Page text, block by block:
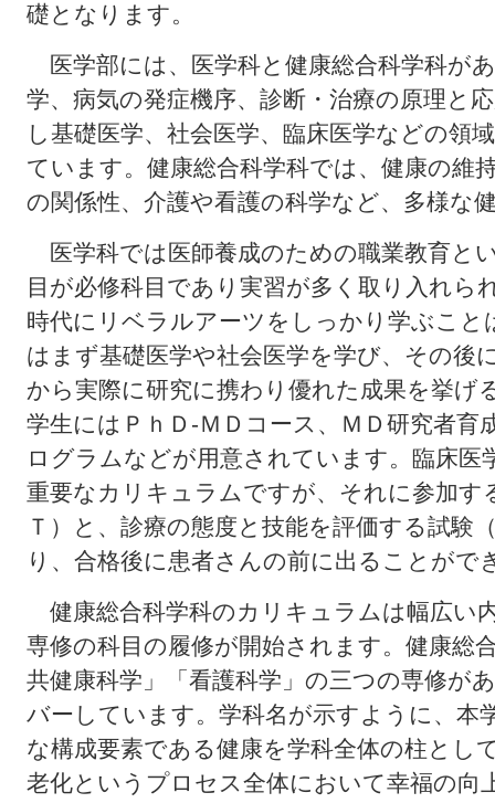
礎となります。
医学部には、医学科と健康総合科学科が
学、病気の発症機序、診断・治療の原理と
し基礎医学、社会医学、臨床医学などの領
ています。健康総合科学科では、健康の維
の関係性、介護や看護の科学など、多様な
医学科では医師養成のための職業教育と
目が必修科目であり実習が多く取り入れら
時代にリベラルアーツをしっかり学ぶこと
はまず基礎医学や社会医学を学び、その後
から実際に研究に携わり優れた成果を挙げ
学生にはＰｈＤ‐ＭＤコース、ＭＤ研究者
ログラムなどが用意されています。臨床医
重要なカリキュラムですが、それに参加す
Ｔ）と、診療の態度と技能を評価する試験
り、合格後に患者さんの前に出ることがで
健康総合科学科のカリキュラムは幅広い
専修の科目の履修が開始されます。健康総
共健康科学」「看護科学」の三つの専修が
バーしています。学科名が示すように、本
な構成要素である健康を学科全体の柱とし
老化というプロセス全体において幸福の向